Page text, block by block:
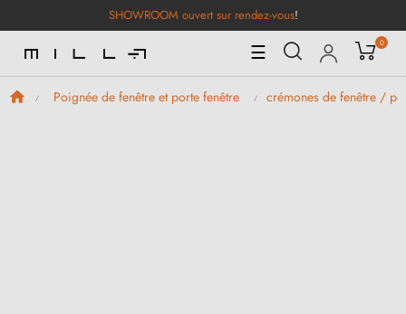
SHOWROOM ouvert sur rendez-vous!
Basculer
la
navigation
☰ 0
Poignée de fenêtre et porte fenêtre crémones de fenêtre /